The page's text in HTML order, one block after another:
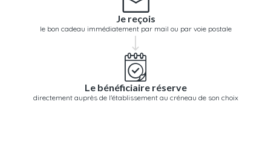
Je reçois
le bon cadeau immédiatement par mail ou par voie postale
Le bénéficiaire réserve
directement auprès de l'établissement au créneau de son choix